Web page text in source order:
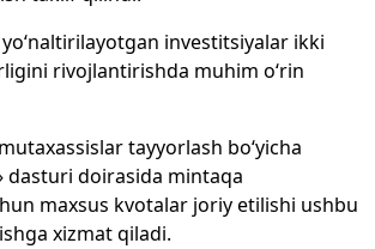
investitsiyalar ikki
rivojlantirishda muhim o‘rin
tayyorlash bo‘yicha
dasturi doirasida mintaqa
maxsus kvotalar joriy etilishi ushbu
xizmat qiladi.